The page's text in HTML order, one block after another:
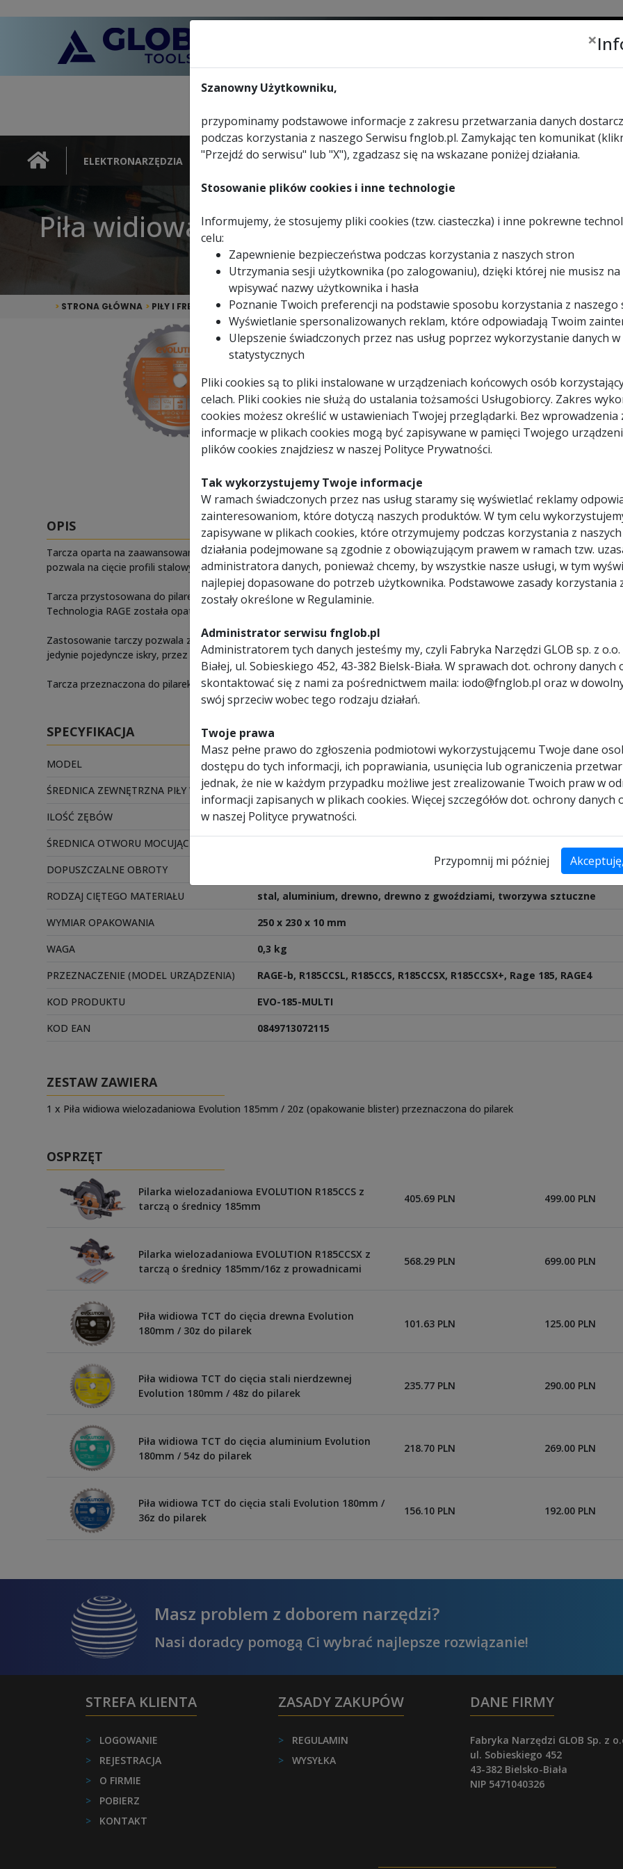
lub
ELEKTRONARZĘDZIA NARZĘDZIA
URZĄDZENIA
WYBIERZ
KONTAKT
×
Szanowny Użytkowniku,
przypominamy podstawowe informacje z zakresu przetwarzania danych
podczas korzystania z naszego Serwisu fnglob.pl. Zamykając ten komunikat
"Przejdź do serwisu" lub "X"), zgadzasz się na wskazane poniżej działania.
Stosowanie plików cookies i inne technologie
Informujemy, że stosujemy pliki cookies (tzw. ciasteczka) i inne pokrewne
celu:
Zapewnienie bezpieczeństwa podczas korzystania z naszych stron
Utrzymania sesji użytkownika (po zalogowaniu), dzięki której nie musisz
wpisywać nazwy użytkownika i hasła
Poznanie Twoich preferencji na podstawie sposobu korzystania z naszego
Wyświetlanie spersonalizowanych reklam, które odpowiadają Twoim
Ulepszenie świadczonych przez nas usług poprzez wykorzystanie danych
statystycznych
Pliki cookies są to pliki instalowane w urządzeniach końcowych osób
celach. Pliki cookies nie służą do ustalania tożsamości Usługobiorcy. Zakres
cookies możesz określić w ustawieniach Twojej przeglądarki. Bez wprowadzenia
informacje w plikach cookies mogą być zapisywane w pamięci Twojego
plików cookies znajdziesz w naszej Polityce Prywatności.
Tak wykorzystujemy Twoje informacje
W ramach świadczonych przez nas usług staramy się wyświetlać reklamy
zainteresowaniom, które dotyczą naszych produktów. W tym celu
zapisywane w plikach cookies, które otrzymujemy podczas korzystania z
działania podejmowane są zgodnie z obowiązującym prawem w ramach tzw.
administratora danych, ponieważ chcemy, by wszystkie nasze usługi, w tym
najlepiej dopasowane do potrzeb użytkownika. Podstawowe zasady korzystania
zostały określone w Regulaminie.
Administrator serwisu fnglob.pl
Administratorem tych danych jesteśmy my, czyli Fabryka Narzędzi GLOB sp. z
Białej, ul. Sobieskiego 452, 43-382 Bielsk-Biała. W sprawach dot. ochrony
skontaktować się z nami za pośrednictwem maila: iodo@fnglob.pl oraz w
swój sprzeciw wobec tego rodzaju działań.
Twoje prawa
Masz pełne prawo do zgłoszenia podmiotowi wykorzystującemu Twoje dane
dostępu do tych informacji, ich poprawiania, usunięcia lub ograniczenia
jednak, że nie w każdym przypadku możliwe jest zrealizowanie Twoich praw w
informacji zapisanych w plikach cookies. Więcej szczegółów dot. ochrony danych
w naszej Polityce prywatności.
Przypomnij mi później
Piła widiowa TCT wielozadaniowa Evolution
pilarek
> STRONA GŁÓWNA > PIŁY I FREZY TARCZOWE >PIŁY TARCZOWE >PIŁA WIDIOWA TCT WIELOZADANIOWA EVOLUTION RAGE 185MM /
0849713072115 EVO-185-MULTI
185 mm
20 mm
3500 obr./min.
stal,
aluminium, drewno, drewno z
gwoździami, tworzywa sztuczne
0,3 kg
R185CCSX+, Rage 185, RAGE4
185mm / 20z (opakowanie
przeznaczona do pilarek
OPIS
Tarcza oparta na zaawansowanej technologii RAGE bazującej na specjalnej konstrukcji uzębienia oraz zastosowaniu
pozwala na cięcie profili stalowych o maksymalnej grubości ścianki 3mm, aluminiowych, drewna (nawet drewna z
Tarcza przystosowana do pilarek i przecinarek RAGE.
Technologia RAGE została opatentowana przez firmę Evolution Power Tools.
Zastosowanie tarczy pozwala zaoszczędzić czas, nie występuje konieczność wymiany narzędzia przy zmianie rodzaju
jedynie pojedyncze iskry, przez co technologia cięcia tarczami wielozadaniowymi Evolution RAGE jest niezwykle bezpieczna,
Tarcza przeznaczona do pilarek firmy Evolution.
SPECYFIKACJA
MODEL
R185TCT-20CS
ŚREDNICA ZEWNĘTRZNA PIŁY WIDIOWEJ
185 mm
ILOŚĆ ZĘBÓW
20 z
ŚREDNICA OTWORU MOCUJĄCEGO
DOPUSZCZALNE OBROTY
RODZAJ CIĘTEGO MATERIAŁU
stal, aluminium, drewno, drewno z gwoździami, tworzywa sztuczne
WYMIAR OPAKOWANIA
250 x 230 x 10 mm
WAGA
0,3 kg
PRZEZNACZENIE (MODEL URZĄDZENIA)
RAGE-b, R185CCSL, R185CCS, R185CCSX, R185CCSX+, Rage 185, RAGE4
KOD PRODUKTU
EVO-185-MULTI
KOD EAN
0849713072115
ZESTAW ZAWIERA
1 x Piła widiowa wielozadaniowa Evolution 185mm / 20z (opakowanie blister) przeznaczona do pilarek
OSPRZĘT
Pilarka wielozadaniowa EVOLUTION R185CCS z
tarczą o średnicy 185mm
405.69 PLN 499.00 PLN
Pilarka wielozadaniowa EVOLUTION R185CCSX z
tarczą o średnicy 185mm/16z z prowadnicami
568.29 PLN 699.00 PLN
Piła widiowa TCT do cięcia drewna Evolution
180mm / 30z do pilarek
101.63 PLN 125.00 PLN
Piła widiowa TCT do cięcia stali nierdzewnej
Evolution 180mm / 48z do pilarek
235.77 PLN 290.00 PLN
Piła widiowa TCT do cięcia aluminium Evolution
180mm / 54z do pilarek
218.70 PLN 269.00 PLN
Piła widiowa TCT do cięcia stali Evolution 180mm /
36z do pilarek
156.10 PLN 192.00 PLN
Masz problem z doborem narzędzi?
Nasi doradcy pomogą Ci wybrać najlepsze rozwiązanie!
STREFA KLIENTA
>
LOGOWANIE
>
REJESTRACJA
>
O FIRMIE
>
POBIERZ
>
KONTAKT
ZASADY ZAKUPÓW
>
REGULAMIN
>
WYSYŁKA
DANE FIRMY
Fabryka Narzędzi GLOB Sp. z
ul. Sobieskiego 452
43-382 Bielsko-Biała
NIP 5471040326